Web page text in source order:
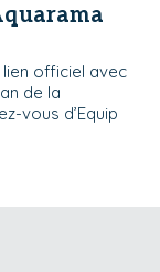
lien officiel avec
de la
vous d’Equip